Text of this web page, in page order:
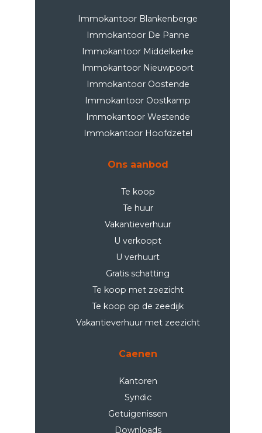
Immokantoor Blankenberge
Immokantoor De Panne
Immokantoor Middelkerke
Immokantoor Nieuwpoort
Immokantoor Oostende
Immokantoor Oostkamp
Immokantoor Westende
Immokantoor Hoofdzetel
Ons aanbod
Te koop
Te huur
Vakantieverhuur
U verkoopt
U verhuurt
Gratis schatting
Te koop met zeezicht
Te koop op de zeedijk
Vakantieverhuur met zeezicht
Caenen
Kantoren
Syndic
Getuigenissen
Downloads